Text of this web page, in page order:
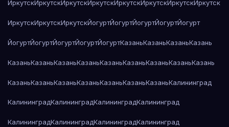
ИркутскИркутскИркутскИркутскИркутскИркутскИркутскИркутск
ИркутскИркутскИркутскЙогуртЙогуртЙогуртЙогуртЙогурт
ЙогуртЙогуртЙогуртЙогуртЙогуртКазаньКазаньКазаньКазань
КазаньКазаньКазаньКазаньКазаньКазаньКазаньКазаньКазань
КазаньКазаньКазаньКазаньКазаньКазаньКазаньКалининград
КалининградКалининградКалининградКалининград
КалининградКалининградКалининградКалининград